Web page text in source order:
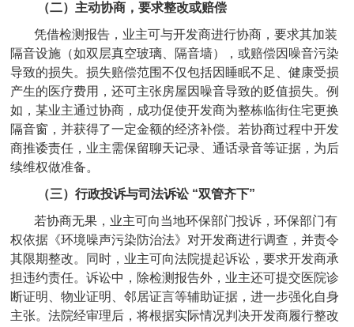
（二）主动协商，要求整改或赔偿
凭借检测报告，业主可与开发商进行协商，要求其加装
隔音设施（如双层真空玻璃、隔音墙），或赔偿因噪音污染
导致的损失。损失赔偿范围不仅包括因睡眠不足、健康受损
产生的医疗费用，还可主张房屋因噪音导致的贬值损失。例
如，某业主通过协商，成功促使开发商为整栋临街住宅更换
隔音窗，并获得了一定金额的经济补偿。若协商过程中开发
商推诿责任，业主需保留聊天记录、通话录音等证据，为后
续维权做准备。
（三）行政投诉与司法诉讼 “双管齐下”
若协商无果，业主可向当地环保部门投诉，环保部门有
权依据《环境噪声污染防治法》对开发商进行调查，并责令
其限期整改。同时，业主可向法院提起诉讼，要求开发商承
担违约责任。诉讼中，除检测报告外，业主还可提交医院诊
断证明、物业证明、邻居证言等辅助证据，进一步强化自身
主张。法院经审理后，将根据实际情况判决开发商履行整改